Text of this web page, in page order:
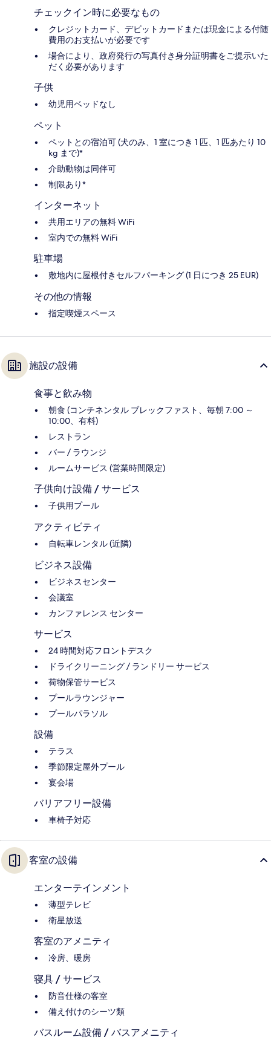
チェックイン時に必要なもの
クレジットカード、デビットカードまたは現金による付随
費用のお支払いが必要です
場合により、政府発行の写真付き身分証明書をご提示いた
だく必要があります
子供
幼児用ベッドなし
ペット
ペットとの宿泊可 (犬のみ、1 室につき 1 匹、1 匹あたり 10
kg まで)*
介助動物は同伴可
制限あり*
インターネット
共用エリアの無料 WiFi
室内での無料 WiFi
駐車場
敷地内に屋根付きセルフパーキング (1 日につき 25 EUR)
その他の情報
指定喫煙スペース
施設の設備
食事と飲み物
朝食 (コンチネンタル ブレックファスト、毎朝 7:00 ～
10:00、有料)
レストラン
バー / ラウンジ
ルームサービス (営業時間限定)
子供向け設備 / サービス
子供用プール
アクティビティ
自転車レンタル (近隣)
ビジネス設備
ビジネスセンター
会議室
カンファレンス センター
サービス
24 時間対応フロントデスク
ドライクリーニング / ランドリー サービス
荷物保管サービス
プールラウンジャー
プールパラソル
設備
テラス
季節限定屋外プール
宴会場
バリアフリー設備
車椅子対応
客室の設備
エンターテインメント
薄型テレビ
衛星放送
客室のアメニティ
冷房、暖房
寝具 / サービス
防音仕様の客室
備え付けのシーツ類
バスルーム設備 / バスアメニティ